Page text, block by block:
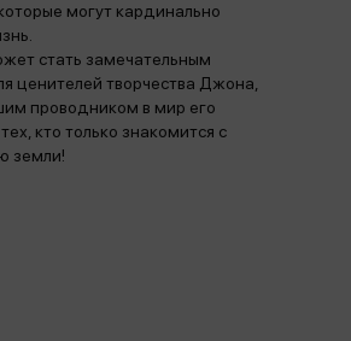
могут кардинально
стать замечательным
ценителей творчества Джона,
проводником в мир его
кто только знакомится с
земли!